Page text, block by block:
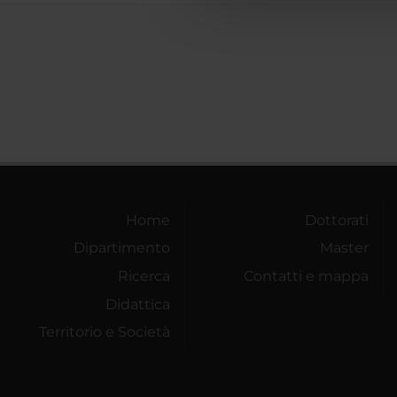
Home
Dipartimento
Ricerca
Didattica
Territorio e Società
Dottorati
Master
Contatti e mappa